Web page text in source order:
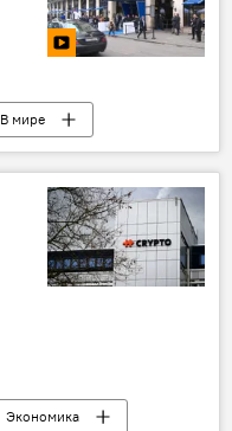
В мире
Экономика